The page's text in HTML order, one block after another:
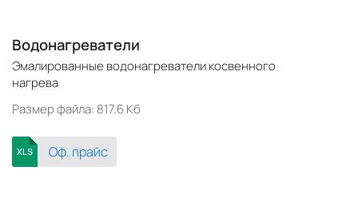
Водонагреватели
Эмалированные водонагреватели косвенного
нагрева
Размер файла: 817.6 Кб
XLS Оф. прайс